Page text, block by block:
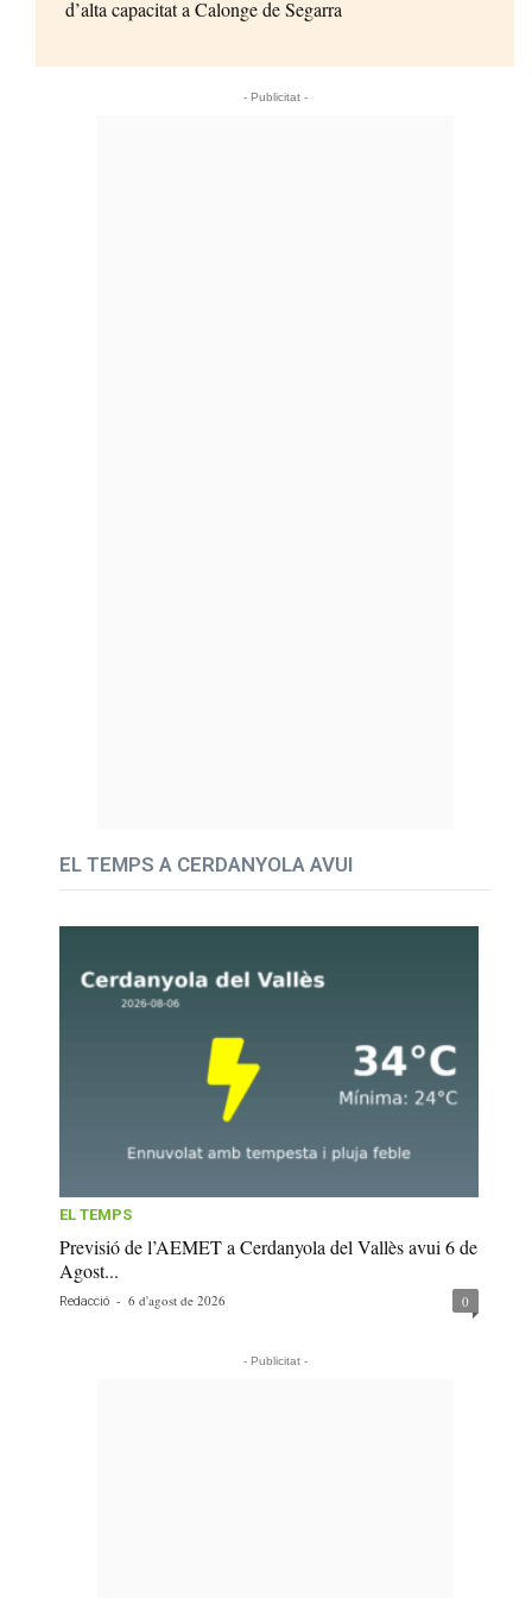
d’alta capacitat a Calonge de Segarra
- Publicitat -
EL TEMPS A CERDANYOLA AVUI
EL TEMPS
Previsió de l’AEMET a Cerdanyola del Vallès avui 6 de
Agost...
Redacció - 6 d'agost de 2026 0
- Publicitat -